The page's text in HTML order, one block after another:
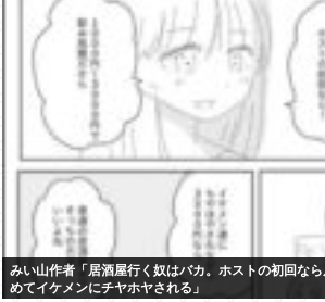
みい山作者「居酒屋行く奴はバカ。ホストの初回な
めてイケメンにチヤホヤされる」